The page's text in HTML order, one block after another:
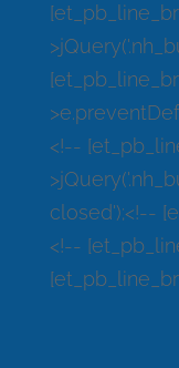
<!--
closed');<!--
<!--